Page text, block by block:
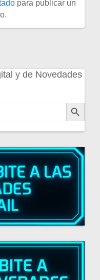
para publicar un
y de Novedades
Botón de búsqueda